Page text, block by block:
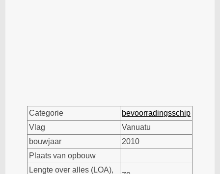
Categorie
bevoorradingsschip
Vlag
Vanuatu
bouwjaar
2010
Plaats van opbouw
Lengte over alles (LOA),